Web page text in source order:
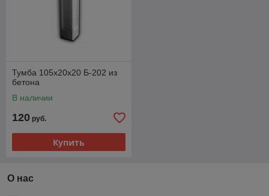
Тумба 105х20х20 Б-202 из
бетона
В наличии
120 руб.
Купить
О нас